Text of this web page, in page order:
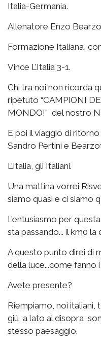
Italia-Germania.
Allenatore Enzo
Formazione Italiana,
Vince L’Italia 3-1.
Chi tra noi non ricorda
ripetuto “CAMPIONI
MONDO!” del nostro
E poi il viaggio di
Sandro Pertini e
L’Italia, gli Italiani.
Una mattina vorrei
siamo quasi e ci siamo
L’entusiasmo per
sta passando... il km0 la
A questo punto direi di
della luce...come fanno
Avete presente?
Riempiamo, noi italiani,
giù, a lato al disopra,
stesso paesaggio.